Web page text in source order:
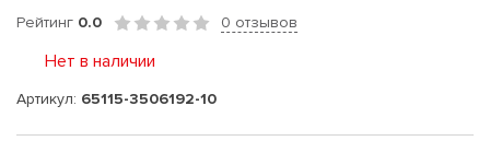
Рейтинг 0.0 0 отзывов
Нет в наличии
Артикул: 65115-3506192-10